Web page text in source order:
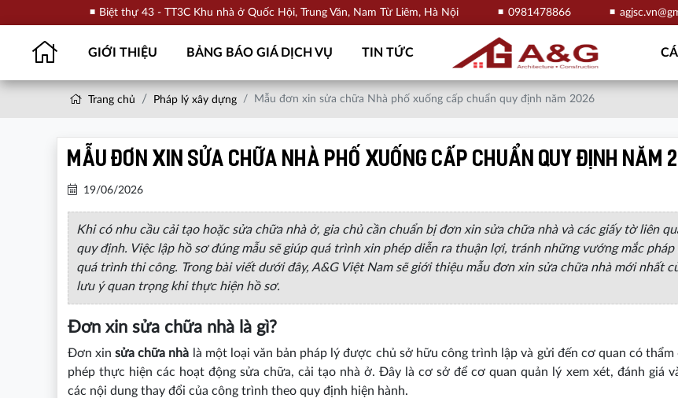
Biệt thự 43 - TT3C Khu nhà ở Quốc Hội, Trung Văn, Nam Từ Liêm, Hà Nội 0981478866
GIỚI THIỆU BẢNG BÁO GIÁ DỊCH VỤ TIN TỨC
Trang chủ Pháp lý xây dựng Mẫu đơn xin sửa chữa Nhà phố xuống cấp chuẩn quy định năm 2026
Mẫu đơn xin sửa chữa Nhà phố xuống cấp chuẩn quy định năm
19/06/2026
Khi có nhu cầu cải tạo hoặc sửa chữa nhà ở, gia chủ cần chuẩn bị đơn xin sửa chữa nhà và các giấy tờ liên
quy định. Việc lập hồ sơ đúng mẫu sẽ giúp quá trình xin phép diễn ra thuận lợi, tránh những vướng mắc
quá trình thi công. Trong bài viết dưới đây, A&G Việt Nam sẽ giới thiệu mẫu đơn xin sửa chữa nhà mới nhất
lưu ý quan trọng khi thực hiện hồ sơ.
Đơn xin sửa chữa nhà là gì?
Đơn xinsửa chữa nhà là một loại văn bản pháp lý được chủ sở hữu công trình lập và gửi đến cơ quan có thẩm
phép thực hiện các hoạt động sửa chữa, cải tạo nhà ở. Đây là cơ sở để cơ quan quản lý xem xét, đánh giá
các nội dung thay đổi của công trình theo quy định hiện hành.